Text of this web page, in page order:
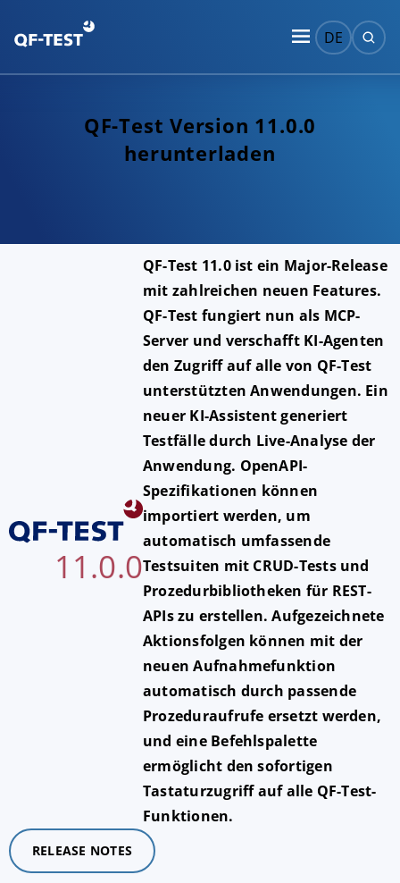
DE
QF-Test Version 11.0.0
herunterladen
11.0.0
QF-Test 11.0 ist ein Major-Release
mit zahlreichen neuen Features.
QF-Test fungiert nun als MCP-
Server und verschafft KI-Agenten
den Zugriff auf alle von QF-Test
unterstützten Anwendungen. Ein
neuer KI-Assistent generiert
Testfälle durch Live-Analyse der
Anwendung. OpenAPI-
Spezifikationen können
importiert werden, um
automatisch umfassende
Testsuiten mit CRUD-Tests und
Prozedurbibliotheken für REST-
APIs zu erstellen. Aufgezeichnete
Aktionsfolgen können mit der
neuen Aufnahmefunktion
automatisch durch passende
Prozeduraufrufe ersetzt werden,
und eine Befehlspalette
ermöglicht den sofortigen
Tastaturzugriff auf alle QF-Test-
Funktionen.
RELEASE NOTES